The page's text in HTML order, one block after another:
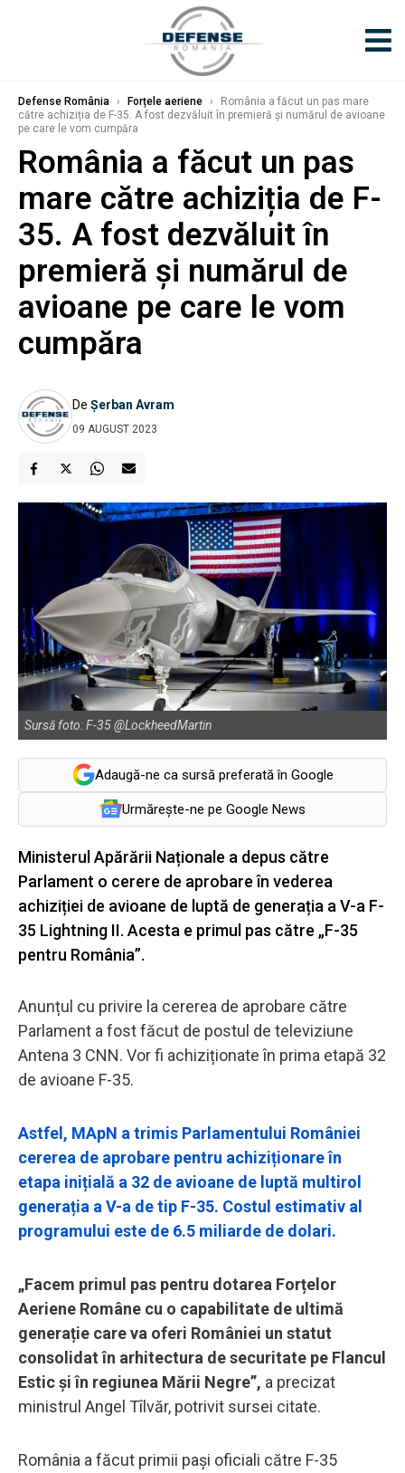
Defense România › Forțele aeriene ›
România a făcut un pas mare
către achiziția de F-35. A fost dezvăluit în premieră și numărul de avioane
pe care le vom cumpăra
România a făcut un pas
mare către achiziția de F-
35. A fost dezvăluit în
premieră și numărul de
avioane pe care le vom
cumpăra
De Șerban Avram
09 AUGUST 2023
Sursă foto: F-35 @LockheedMartin
Adaugă-ne ca sursă preferată în Google
Urmărește-ne pe Google News
Ministerul Apărării Naționale a depus către
Parlament o cerere de aprobare în vederea
achiziției de avioane de luptă de generația a V-a F-
35 Lightning II. Acesta e primul pas către „F-35
pentru România”.
Anunțul cu privire la cererea de aprobare către
Parlament a fost făcut de postul de televiziune
Antena 3 CNN. Vor fi achiziționate în prima etapă 32
de avioane F-35.
Astfel, MApN a trimis Parlamentului României
cererea de aprobare pentru achiziționare în
etapa inițială a 32 de avioane de luptă multirol
generația a V-a de tip F-35. Costul estimativ al
programului este de 6.5 miliarde de dolari.
„Facem primul pas pentru dotarea Forțelor
Aeriene Române cu o capabilitate de ultimă
generație care va oferi României un statut
consolidat în arhitectura de securitate pe Flancul
Estic și în regiunea Mării Negre”, a precizat
ministrul Angel Tîlvăr, potrivit sursei citate.
România a făcut primii pași oficiali către F-35